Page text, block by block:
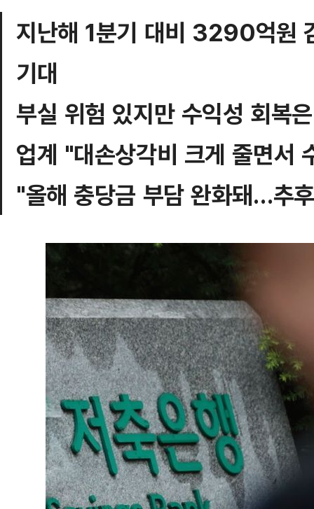
지난해 1분기 대비 3290억원
기대
부실 위험 있지만 수익성 회복
업계 "대손상각비 크게 줄면서
"올해 충당금 부담 완화돼…추